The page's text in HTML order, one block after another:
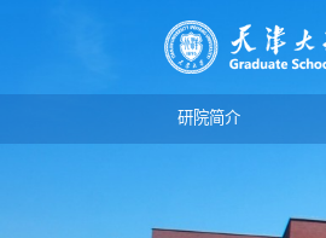
研院简介